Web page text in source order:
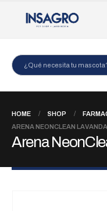
HOME SHOP
ARENA NEONCLEAN
Arena